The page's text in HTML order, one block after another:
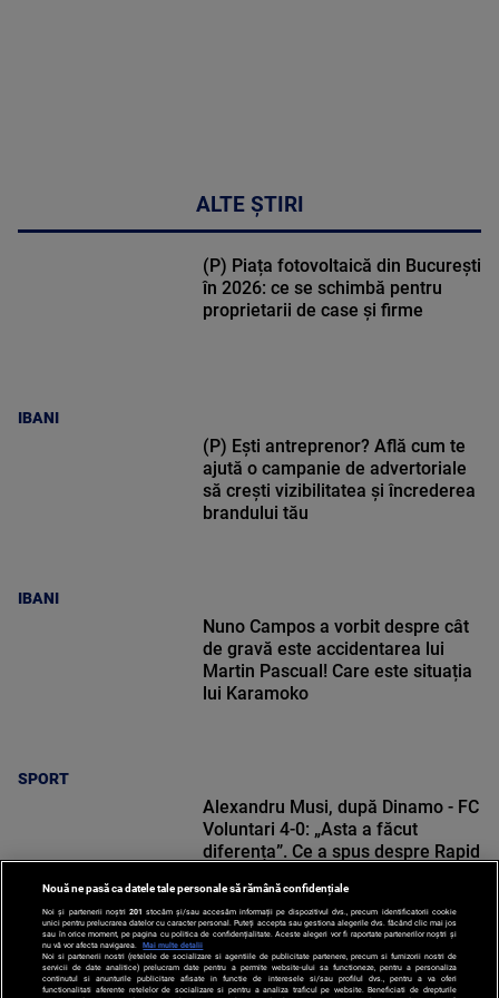
ALTE ȘTIRI
IBANI
(P) Piața fotovoltaică din București
în 2026: ce se schimbă pentru
proprietarii de case și firme
IBANI
(P) Ești antreprenor? Află cum te
ajută o campanie de advertoriale
să crești vizibilitatea și încrederea
brandului tău
SPORT
Nuno Campos a vorbit despre cât
de gravă este accidentarea lui
Martin Pascual! Care este situația
lui Karamoko
SPORT
Alexandru Musi, după Dinamo - FC
Voluntari 4-0: „Asta a făcut
diferența”. Ce a spus despre Rapid
Nouă ne pasă ca datele tale personale să rămână confidențiale
Noi și partenerii noștri 201 stocăm și/sau accesăm informații pe dispozitivul dvs., precum identificatorii cookie
unici pentru prelucrarea datelor cu caracter personal. Puteți accepta sau gestiona alegerile dvs. făcând clic mai jos
sau în orice moment, pe pagina cu politica de confidențialitate. Aceste alegeri vor fi raportate partenerilor noștri și
nu vă vor afecta navigarea.
Mai multe detalii
Noi si partenerii nostri (retelele de socializare si agentiile de publicitate partenere, precum si furnizorii nostri de
servicii de date analitice) prelucram date pentru a permite website-ului sa functioneze, pentru a personaliza
continutul si anunturile publicitare afisate in functie de interesele si/sau profilul dvs., pentru a va oferi
functionalitati aferente retelelor de socializare si pentru a analiza traficul pe website. Beneficiati de drepturile